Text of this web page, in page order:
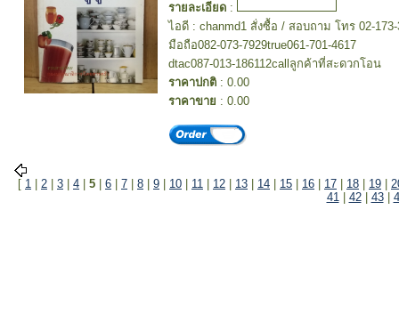
รายละเอียด :
ไอดี : chanmd1 สั่งซื้อ / สอบถาม โทร 02-173-
มือถือ082-073-7929true061-701-4617
dtac087-013-186112callลูกค้าที่สะดวกโอน
ราคาปกติ : 0.00
ราคาขาย : 0.00
[ 1 2 3 4 5 6 7 8 9 10 11 12 13 14 15 16 17 18 19
41| 42| 43|